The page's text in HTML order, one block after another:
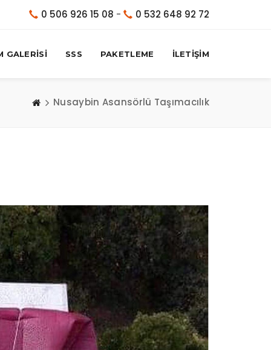
0 506 926 15 08 - 0 532 648 92 72
GALERİSİ SSS PAKETLEME İLETİŞİM
Nusaybin Asansörlü Taşımacılık